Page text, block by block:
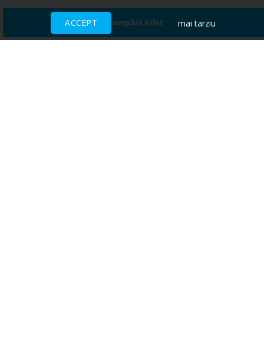
Cumpără bilet
ACCEPT mai tarziu